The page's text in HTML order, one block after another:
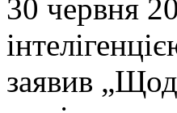
30 червня
заявив